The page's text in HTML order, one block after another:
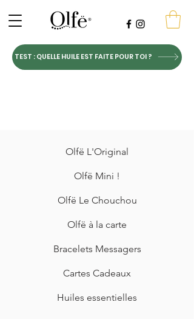
TEST : QUELLE HUILE EST FAITE POUR TOI ?
Olfë L'Original
Olfë Mini !
Olfë Le Chouchou
Olfë à la carte
Bracelets Messagers
Cartes Cadeaux
Huiles essentielles